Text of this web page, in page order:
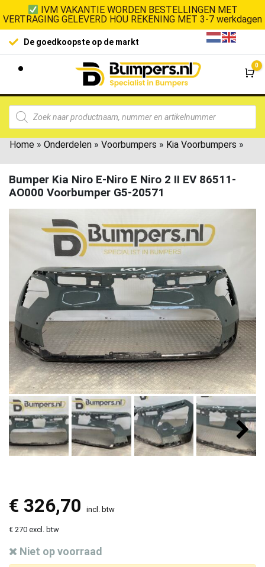
IVM VAKANTIE WORDEN BESTELLINGEN MET
VERTRAGING GELEVERD HOU REKENING MET 3-7 werkdagen
De goedkoopste op de markt
0
Home » Onderdelen » Voorbumpers » Kia Voorbumpers »
Bumper Kia Niro E-Niro E Niro 2 II EV 86511-
AO000 Voorbumper G5-20571
€ 326,70 incl. btw
€ 270 excl. btw
Niet op voorraad